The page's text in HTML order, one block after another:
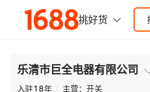
乐清市巨全电器有限公司
入驻18年 主营： 开关